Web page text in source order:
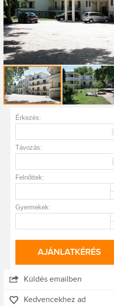
Érkezés:
Távozás:
Felnőttek:
Gyermekek:
AJÁNLATKÉRÉS
Küldés emailben
Kedvencekhez ad